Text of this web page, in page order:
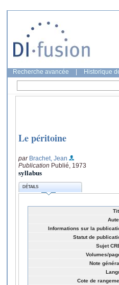
Recherche avancée Historique
Le péritoine
par Brachet, Jean
Publication Publié, 1973
syllabus
DÉTAILS
Informations sur la
Statut de
Sujet
Volumes/
Note
Cote de